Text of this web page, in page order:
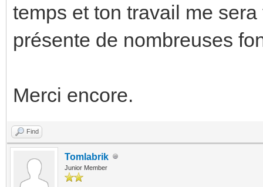
temps et ton travail me
présente de nombreuses
Merci encore.
Find
Tomlabrik
Junior Member